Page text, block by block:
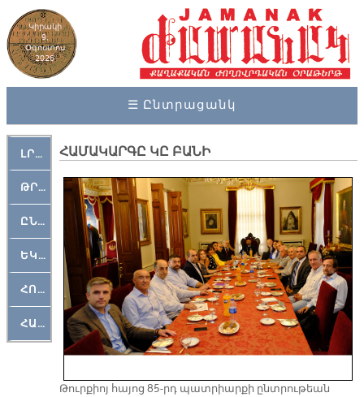
Կիրակի
9,
Օգոստոս
2026
☰ Ընտրացանկ
ԼՐԱՀՈՍ
ԹՐՔԱՀԱՅ ԿԵԱՆՔ
ԸՆԿԵՐԱՄՇԱԿՈՒԹԱՅԻՆ
ԵԿԵՂԵՑԱԿԱՆ
ՀՈԳԵՄՏԱՒՈՐ
ՀԱՐԹԱԿ
ՀԱՄԱԿԱՐԳԸ ԿԸ ԲԱՆԻ
Թուրքիոյ հայոց 85-րդ պատրիարքի ընտրութեան